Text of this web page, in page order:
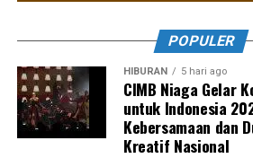
POPULER
HIBURAN 5 hari ago
CIMB Niaga Gelar
untuk Indonesia
Kebersamaan dan
Kreatif Nasional